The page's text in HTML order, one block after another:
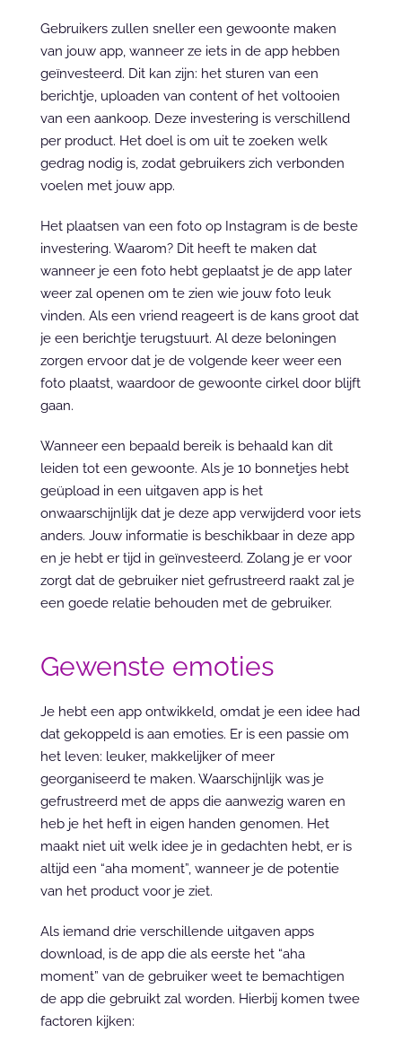
Gebruikers zullen sneller een gewoonte maken
van jouw app, wanneer ze iets in de app hebben
geïnvesteerd. Dit kan zijn: het sturen van een
berichtje, uploaden van content of het voltooien
van een aankoop. Deze investering is verschillend
per product. Het doel is om uit te zoeken welk
gedrag nodig is, zodat gebruikers zich verbonden
voelen met jouw app.
Het plaatsen van een foto op Instagram is de beste
investering. Waarom? Dit heeft te maken dat
wanneer je een foto hebt geplaatst je de app later
weer zal openen om te zien wie jouw foto leuk
vinden. Als een vriend reageert is de kans groot dat
je een berichtje terugstuurt. Al deze beloningen
zorgen ervoor dat je de volgende keer weer een
foto plaatst, waardoor de gewoonte cirkel door blijft
gaan.
Wanneer een bepaald bereik is behaald kan dit
leiden tot een gewoonte. Als je 10 bonnetjes hebt
geüpload in een uitgaven app is het
onwaarschijnlijk dat je deze app verwijderd voor iets
anders. Jouw informatie is beschikbaar in deze app
en je hebt er tijd in geïnvesteerd. Zolang je er voor
zorgt dat de gebruiker niet gefrustreerd raakt zal je
een goede relatie behouden met de gebruiker.
Gewenste emoties
Je hebt een app ontwikkeld, omdat je een idee had
dat gekoppeld is aan emoties. Er is een passie om
het leven: leuker, makkelijker of meer
georganiseerd te maken. Waarschijnlijk was je
gefrustreerd met de apps die aanwezig waren en
heb je het heft in eigen handen genomen. Het
maakt niet uit welk idee je in gedachten hebt, er is
altijd een “aha moment”, wanneer je de potentie
van het product voor je ziet.
Als iemand drie verschillende uitgaven apps
download, is de app die als eerste het “aha
moment” van de gebruiker weet te bemachtigen
de app die gebruikt zal worden. Hierbij komen twee
factoren kijken: